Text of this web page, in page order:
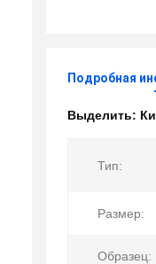
Подробная
Выделить:
Тип:
Размер:
Образец: